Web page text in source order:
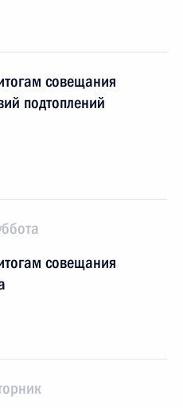
совещания
подтоплений
совещания